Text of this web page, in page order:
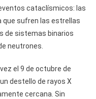
cataclísmicos: las
que sufren las estrellas
de sistemas binarios
neutrones.
el 9 de octubre de
destello de rayos X
cercana. Sin